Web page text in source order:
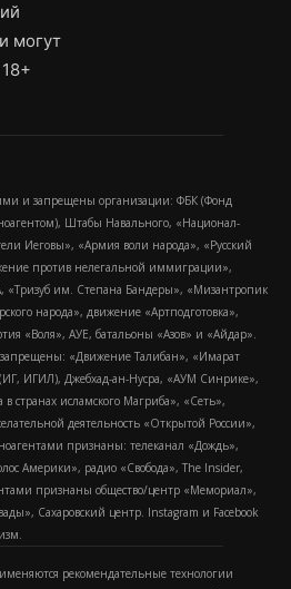
могут
и запрещены организации: ФБК (Фонд
Штабы Навального, «Национал-
Иеговы», «Армия воли народа», «Русский
против нелегальной иммиграции»,
им. Степана Бандеры», «Мизантропик
народа», движение «Артподготовка»,
«Воля», АУЕ, батальоны «Азов» и «Айдар».
«Движение Талибан», «Имарат
(ИГ, ИГИЛ), Джебхад-ан-Нусра, «АУМ Синрике»,
странах исламского Магриба», «Сеть»,
деятельность «Открытой России»,
признаны: телеканал «Дождь»,
Америки», радио «Свобода», The Insider,
признаны общество/центр «Мемориал»,
Сахаровский центр. Instagram и Facebook
рекомендательные технологии